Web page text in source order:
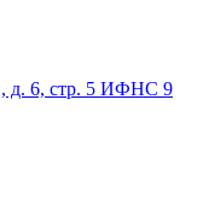
ИФНС 9